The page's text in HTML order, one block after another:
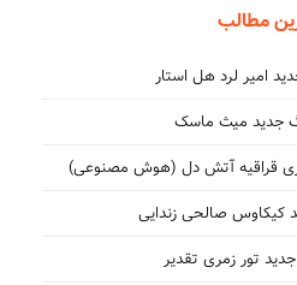
مطالب
امیر لرد هل استار
جدید میث ماسک
قراقیه آتش دل (هوش مصنوعی)
کیکاوس صالحی زندایی
تور زمری تقدیر